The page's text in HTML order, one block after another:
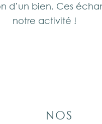
d’un bien. Ces
notre activité !
NOS